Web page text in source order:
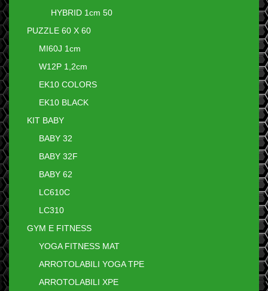
HYBRID 1cm 50
PUZZLE 60 X 60
MI60J 1cm
W12P 1,2cm
EK10 COLORS
EK10 BLACK
KIT BABY
BABY 32
BABY 32F
BABY 62
LC610C
LC310
GYM E FITNESS
YOGA FITNESS MAT
ARROTOLABILI YOGA TPE
ARROTOLABILI XPE